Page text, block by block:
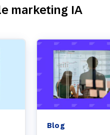
marketing IA
Blog